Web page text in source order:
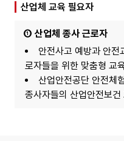
산업체 교육 필요자
① 산업체 종사 근로자
안전사고 예방과 안전
로자들을 위한 맞춤형 교
산업안전공단 안전체
종사자들의 산업안전보건